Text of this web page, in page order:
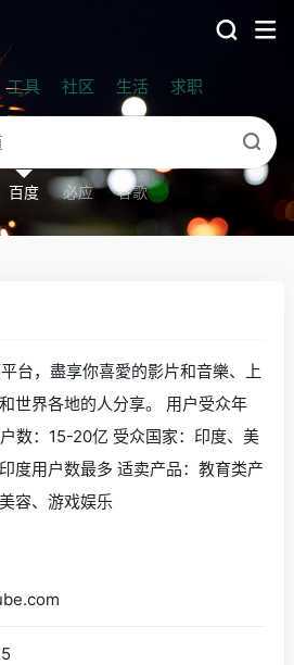
工具 社区 生活 求职
百度 必应 谷歌
台，盡享你喜愛的影片和音樂、上
世界各地的人分享。 用户受众年
数：15-20亿 受众国家：印度、美
度用户数最多 适卖产品：教育类产
容、游戏娱乐